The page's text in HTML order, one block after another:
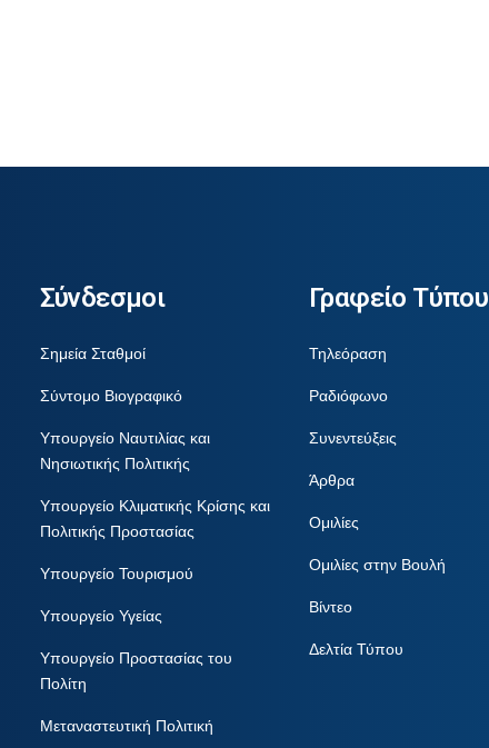
Σύνδεσμοι
Σημεία Σταθμοί
Σύντομο Βιογραφικό
Υπουργείο Ναυτιλίας και
Νησιωτικής Πολιτικής
Υπουργείο Κλιματικής Κρίσης και
Πολιτικής Προστασίας
Υπουργείο Τουρισμού
Υπουργείο Υγείας
Υπουργείο Προστασίας του
Πολίτη
Μεταναστευτική Πολιτική
Γραφείο Τύπου
Τηλεόραση
Ραδιόφωνο
Συνεντεύξεις
Άρθρα
Ομιλίες
Ομιλίες στην Βουλή
Βίντεο
Δελτία Τύπου